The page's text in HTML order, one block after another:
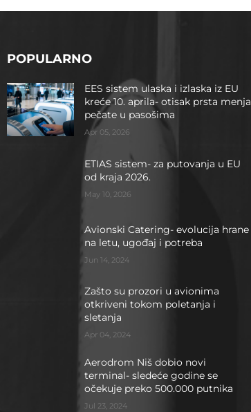
POPULARNO
EES sistem ulaska i izlaska iz EU
kreće 10. aprila- otisak prsta menja
pečate u pasošima
Apr 05, 2026
ETIAS sistem- za putovanja u EU
od kraja 2026.
May 10, 2026
Avionski Catering- evolucija hrane
na letu, ugođaj i potreba
Jun 14, 2024
Zašto su prozori u avionima
otkriveni tokom poletanja i
sletanja
Apr 04, 2024
Aerodrom Niš dobio novi
terminal- sledeće godine se
očekuje preko 500.000 putnika
Jul 23, 2024